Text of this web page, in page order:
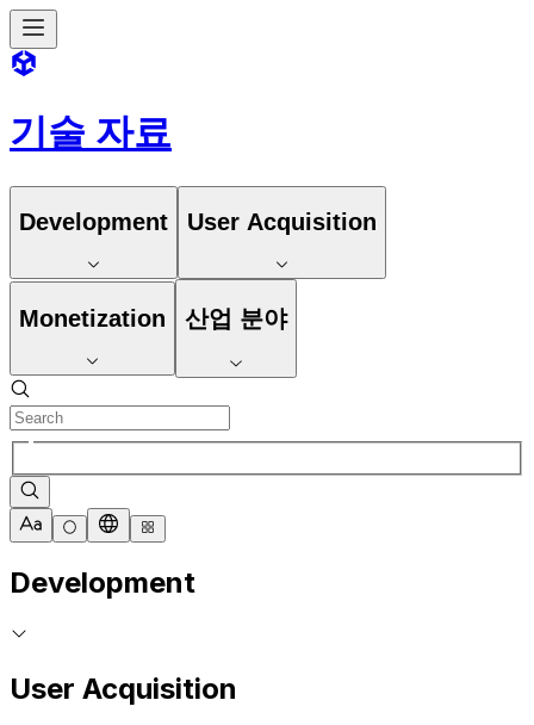
기술 자료
Development User Acquisition
Monetization 산업 분야
Development
User Acquisition